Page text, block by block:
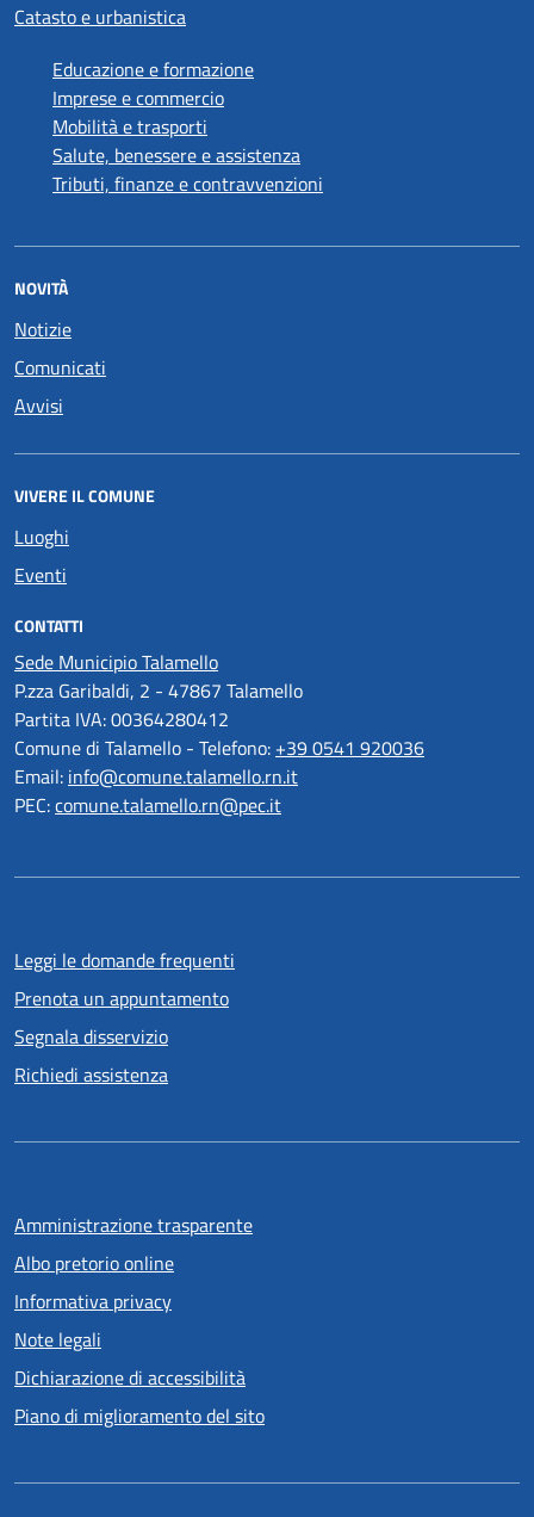
Catasto e urbanistica
Educazione e formazione
Imprese e commercio
Mobilità e trasporti
Salute, benessere e assistenza
Tributi, finanze e contravvenzioni
NOVITÀ
Notizie
Comunicati
Avvisi
VIVERE IL COMUNE
Luoghi
Eventi
CONTATTI
Sede Municipio Talamello
P.zza Garibaldi, 2 - 47867 Talamello
Partita IVA: 00364280412
Comune di Talamello - Telefono: +39 0541 920036
Email: info@comune.talamello.rn.it
PEC:comune.talamello.rn@pec.it
Leggi le domande frequenti
Prenota un appuntamento
Segnala disservizio
Richiedi assistenza
Amministrazione trasparente
Albo pretorio online
Informativa privacy
Note legali
Dichiarazione di accessibilità
Piano di miglioramento del sito